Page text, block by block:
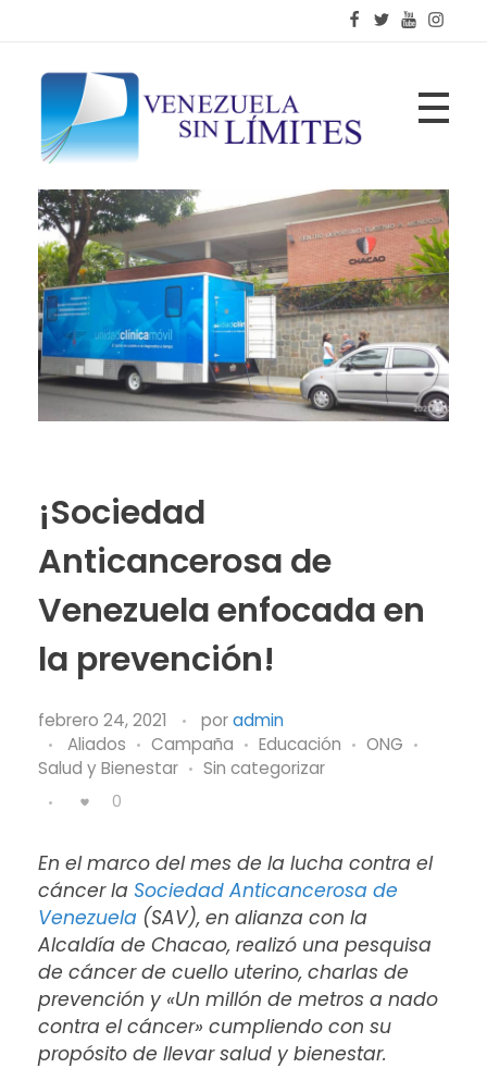
Fundación Venezuela Sin Límites
21 años de alianzas para la transformación social
¡Sociedad
Anticancerosa de
Venezuela enfocada en
la prevención!
febrero 24, 2021 poradmin
Aliados
Campaña Educación
ONG
Salud y Bienestar
Sin categorizar
0
En el marco del mes de la lucha contra el
cáncer la Sociedad Anticancerosa de
Venezuela (SAV), en alianza con la
Alcaldía de Chacao, realizó una pesquisa
de cáncer de cuello uterino, charlas de
prevención y «Un millón de metros a nado
contra el cáncer» cumpliendo con su
propósito de llevar salud y bienestar.